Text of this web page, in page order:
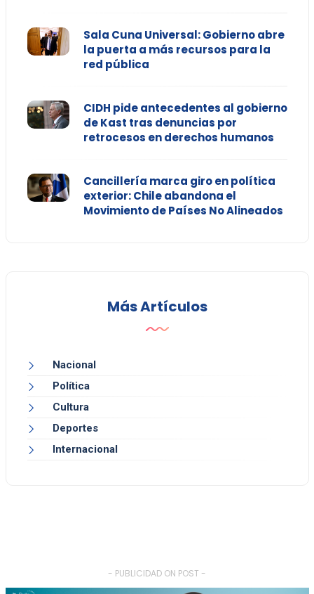
Sala Cuna Universal: Gobierno abre
la puerta a más recursos para la
red pública
CIDH pide antecedentes al gobierno
de Kast tras denuncias por
retrocesos en derechos humanos
Cancillería marca giro en política
exterior: Chile abandona el
Movimiento de Países No Alineados
Más Artículos
Nacional
Política
Cultura
Deportes
Internacional
- PUBLICIDAD ON POST -